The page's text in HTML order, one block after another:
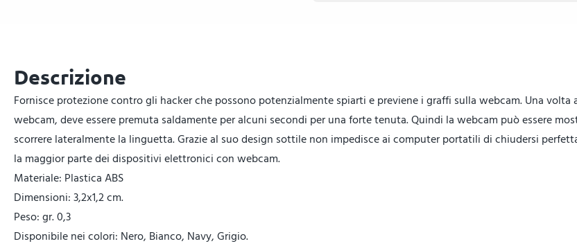
Descrizione
Fornisce protezione contro gli hacker che possono potenzialmente spiarti e previene i graffi sulla webcam. Una volta
webcam, deve essere premuta saldamente per alcuni secondi per una forte tenuta. Quindi la webcam può essere
scorrere lateralmente la linguetta. Grazie al suo design sottile non impedisce ai computer portatili di chiudersi
la maggior parte dei dispositivi elettronici con webcam.
Materiale: Plastica ABS
Dimensioni: 3,2x1,2 cm.
Peso: gr. 0,3
Disponibile nei colori: Nero, Bianco, Navy, Grigio.